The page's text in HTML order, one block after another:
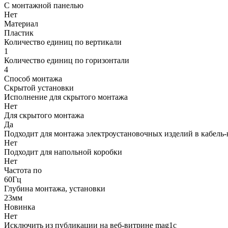
С монтажной панелью
Нет
Материал
Пластик
Количество единиц по вертикали
1
Количество единиц по горизонтали
4
Способ монтажа
Скрытой установки
Исполнение для скрытого монтажа
Нет
Для скрытого монтажа
Да
Подходит для монтажа электроустановочных изделий в кабель-
Нет
Подходит для напольной коробки
Нет
Частота по
60Гц
Глубина монтажа, установки
23мм
Новинка
Нет
Исключить из публикации на веб-витрине mag1c